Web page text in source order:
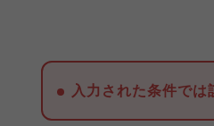
入力された条件で